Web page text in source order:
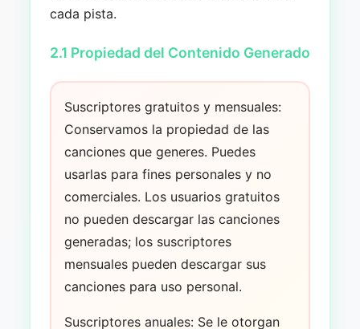
cada pista.
2.1 Propiedad del Contenido Generado
Suscriptores gratuitos y mensuales:
Conservamos la propiedad de las
canciones que generes. Puedes
usarlas para fines personales y no
comerciales. Los usuarios gratuitos
no pueden descargar las canciones
generadas; los suscriptores
mensuales pueden descargar sus
canciones para uso personal.
Suscriptores anuales: Se le otorgan